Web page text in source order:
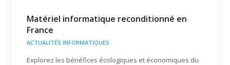
Matériel informatique reconditionné en
France
ACTUALITÉS INFORMATIQUES
Explorez les bénéfices écologiques et économiques du